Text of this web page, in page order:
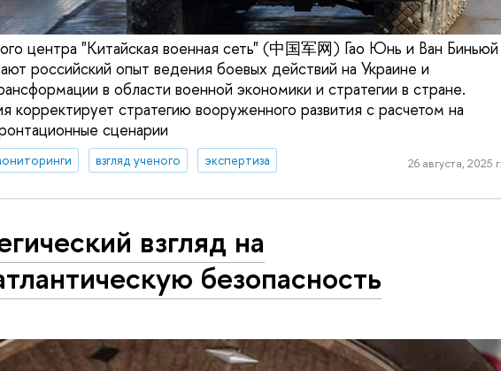
центра "Китайская военная сеть" (中国军网) Гао Юнь и Ван Биньюй
российский опыт ведения боевых действий на Украине и
в области военной экономики и стратегии в стране.
корректирует стратегию вооруженного развития с расчетом на
сценарии
взгляд ученого экспертиза 26 августа, 2025 г.
взгляд на
безопасность